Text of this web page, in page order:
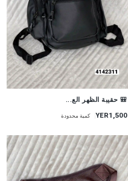
🎒 حقيبة الظهر الع...
YER1,500 كمية محدودة